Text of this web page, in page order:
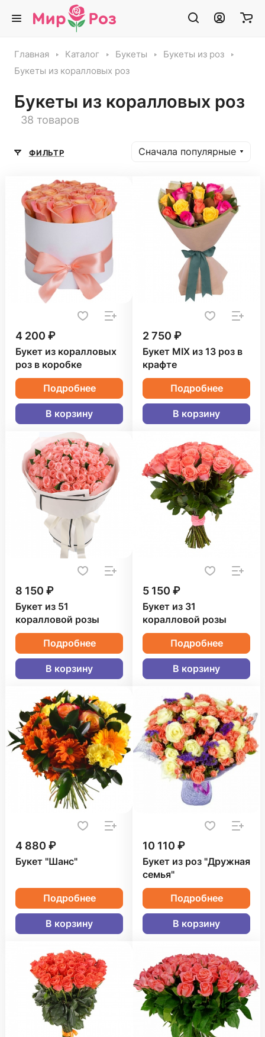
Главная Каталог Букеты
Букеты из роз
Букеты из коралловых роз
Букеты из коралловых роз
38 товаров
ФИЛЬТР Сначала популярные
4 200 ₽
Букет из коралловых
роз в коробке
Подробнее
В корзину
2 750 ₽
Букет MIX из 13 роз в
крафте
Подробнее
В корзину
8 150 ₽
Букет из 51
коралловой розы
Подробнее
В корзину
5 150 ₽
Букет из 31
коралловой розы
Подробнее
В корзину
4 880 ₽
Букет "Шанс"
Подробнее
В корзину
10 110 ₽
Букет из роз "Дружная
семья"
Подробнее
В корзину